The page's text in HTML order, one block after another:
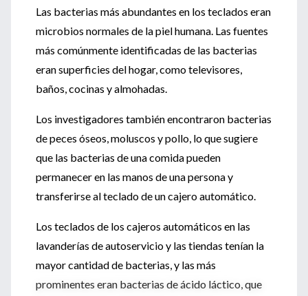
Las bacterias más abundantes en los teclados eran
microbios normales de la piel humana. Las fuentes
más comúnmente identificadas de las bacterias
eran superficies del hogar, como televisores,
baños, cocinas y almohadas.
Los investigadores también encontraron bacterias
de peces óseos, moluscos y pollo, lo que sugiere
que las bacterias de una comida pueden
permanecer en las manos de una persona y
transferirse al teclado de un cajero automático.
Los teclados de los cajeros automáticos en las
lavanderías de autoservicio y las tiendas tenían la
mayor cantidad de bacterias, y las más
prominentes eran bacterias de ácido láctico, que